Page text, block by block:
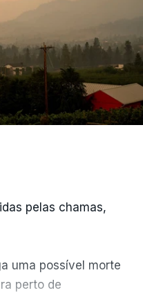
pelas chamas,
uma possível morte
perto de